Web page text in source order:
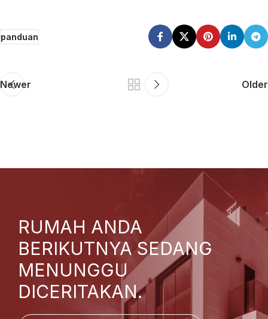
panduan
Newer Older
RUMAH ANDA
BERIKUTNYA SEDANG
MENUNGGU
DICERITAKAN.